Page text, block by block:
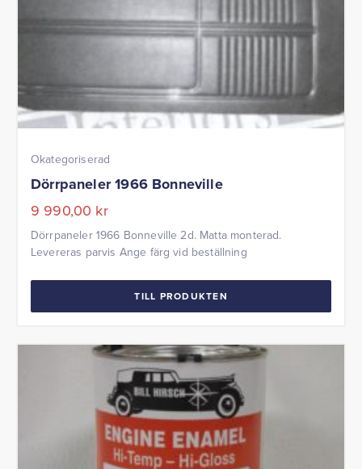
Okategoriserad
Dörrpaneler 1966 Bonneville
9 990,00 kr
Dörrpaneler 1966 Bonneville 2d. Matta monterad.
Levereras parvis Ange färg vid beställning
TILL PRODUKTEN